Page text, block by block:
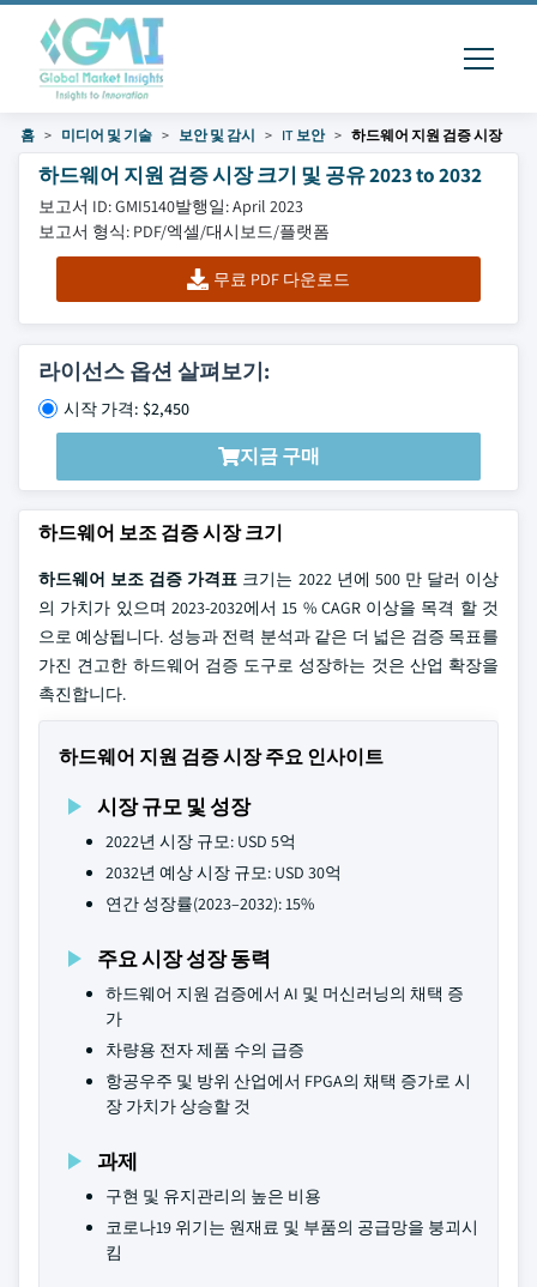
홈 미디어 및 기술 보안 및 감시 IT 보안 하드웨어 지원 검증 시장
하드웨어 지원 검증 시장 크기 및 공유 2023 to 2032
보고서 ID: GMI5140발행일: April 2023
보고서 형식: PDF/엑셀/대시보드/플랫폼
무료 PDF 다운로드
라이선스 옵션 살펴보기:
시작 가격: $2,450
지금 구매
하드웨어 보조 검증 시장 크기
하드웨어 보조 검증 가격표 크기는 2022 년에 500 만 달러 이상
의 가치가 있으며 2023-2032에서 15 % CAGR 이상을 목격 할 것
으로 예상됩니다. 성능과 전력 분석과 같은 더 넓은 검증 목표를
가진 견고한 하드웨어 검증 도구로 성장하는 것은 산업 확장을
촉진합니다.
하드웨어 지원 검증 시장 주요 인사이트
시장 규모 및 성장
2022년 시장 규모: USD 5억
2032년 예상 시장 규모: USD 30억
연간 성장률(2023–2032): 15%
주요 시장 성장 동력
하드웨어 지원 검증에서 AI 및 머신러닝의 채택 증
가
차량용 전자 제품 수의 급증
항공우주 및 방위 산업에서 FPGA의 채택 증가로 시
장 가치가 상승할 것
과제
구현 및 유지관리의 높은 비용
코로나19 위기는 원재료 및 부품의 공급망을 붕괴시
킴